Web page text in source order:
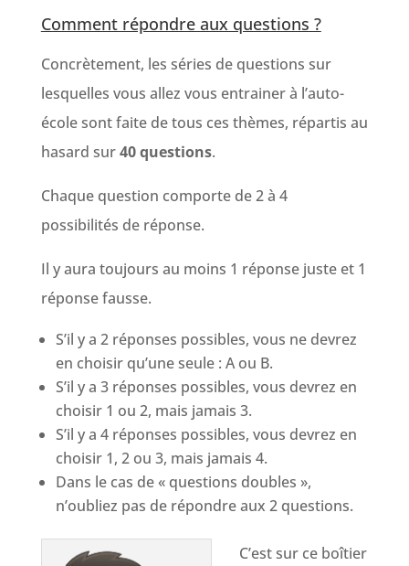
Comment répondre aux questions ?
Concrètement, les séries de questions sur
lesquelles vous allez vous entrainer à l’auto-
école sont faite de tous ces thèmes, répartis au
hasard sur40 questions.
Chaque question comporte de 2 à 4
possibilités de réponse.
Il y aura toujours au moins 1 réponse juste et 1
réponse fausse.
S’il y a 2 réponses possibles, vous ne devrez
en choisir qu’une seule : A ou B.
S’il y a 3 réponses possibles, vous devrez en
choisir 1 ou 2, mais jamais 3.
S’il y a 4 réponses possibles, vous devrez en
choisir 1, 2 ou 3, mais jamais 4.
Dans le cas de « questions doubles »,
n’oubliez pas de répondre aux 2 questions.
C’est sur ce boîtier